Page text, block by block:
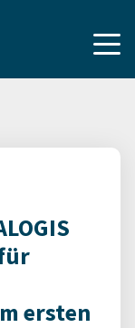
ersten